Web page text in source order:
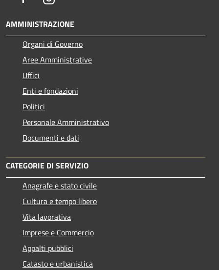
AMMINISTRAZIONE
Organi di Governo
Aree Amministrative
Uffici
Enti e fondazioni
Politici
Personale Amministrativo
Documenti e dati
CATEGORIE DI SERVIZIO
Anagrafe e stato civile
Cultura e tempo libero
Vita lavorativa
Imprese e Commercio
Appalti pubblici
Catasto e urbanistica